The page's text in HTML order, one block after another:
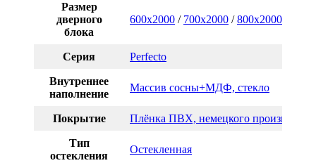
Размер
дверного
блока
600x2000 / 700x2000 /800x2000
Серия Perfecto
Внутреннее
наполнение
Массив сосны+МДФ, стекло
Покрытие Плёнка ПВХ, немецкого
Тип
остекления
Остекленная